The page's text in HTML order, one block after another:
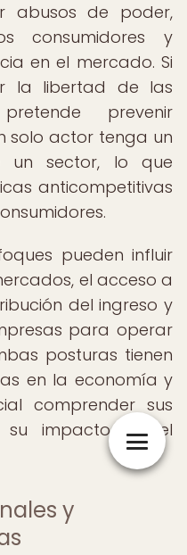
abusos de poder,
consumidores y
en el mercado. Si
la libertad de las
prevenir
solo actor tenga un
un sector, lo que
anticompetitivas
pueden influir
el acceso a
del ingreso y
para operar
posturas tienen
en la economía y
comprender sus
su impacto en el
y